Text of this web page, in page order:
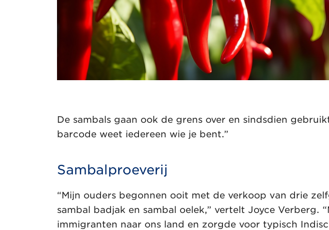
De sambals gaan ook de grens over en sindsdien
barcode weet iedereen wie je bent.”
Sambalproeverij
“Mijn ouders begonnen ooit met de verkoop van drie
sambal badjak en sambal oelek,” vertelt Joyce Verberg.
immigranten naar ons land en zorgde voor typisch